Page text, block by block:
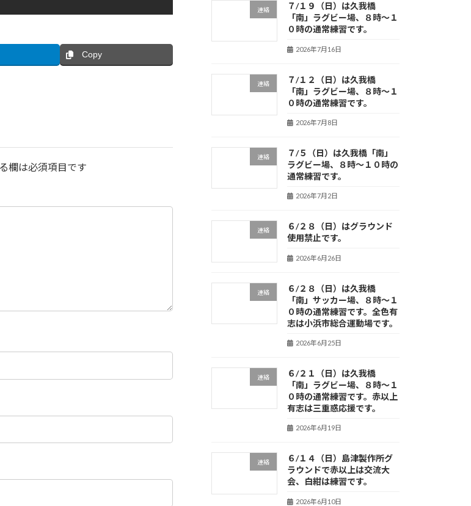
Copy
欄は必須項目です
連絡
７/１９（日）は久我橋
「南」ラグビー場、８時～１
０時の通常練習です。
2026年7月16日
連絡
７/１２（日）は久我橋
「南」ラグビー場、８時～１
０時の通常練習です。
2026年7月8日
連絡
７/５（日）は久我橋「南」
ラグビー場、８時～１０時の
通常練習です。
2026年7月2日
連絡
６/２８（日）はグラウンド
使用禁止です。
2026年6月26日
連絡
６/２８（日）は久我橋
「南」サッカー場、８時～１
０時の通常練習です。全色有
志は小浜市総合運動場です。
2026年6月25日
連絡
６/２１（日）は久我橋
「南」ラグビー場、８時～１
０時の通常練習です。赤以上
有志は三重惑応援です。
2026年6月19日
連絡
６/１４（日）島津製作所グ
ラウンドで赤以上は交流大
会、白紺は練習です。
2026年6月10日